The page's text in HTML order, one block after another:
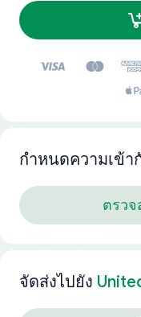
กำหนดความเข้
ตรวจ
จัดส่งไปยัง